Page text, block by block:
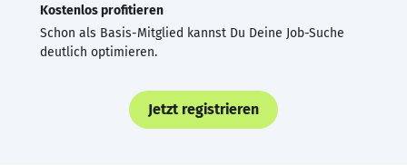
Kostenlos profitieren
Schon als Basis-Mitglied kannst Du Deine Job-Suche
deutlich optimieren.
Jetzt registrieren